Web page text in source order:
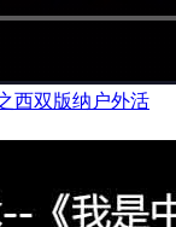
西双版纳户外活